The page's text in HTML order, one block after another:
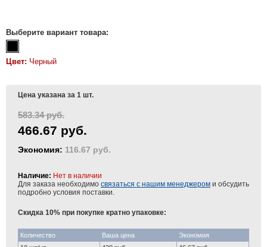
Выберите вариант товара:
Цвет: Черный
Цена указана за 1 шт.
583.34 руб.
466.67 руб.
Экономия: 116.67 руб.
Наличие: Нет в наличии
Для заказа необходимо связаться с нашим менеджером и обсудить
подробно условия поставки.
Скидка 10% при покупке кратно упаковке:
Количество Ваша цена
Экономия